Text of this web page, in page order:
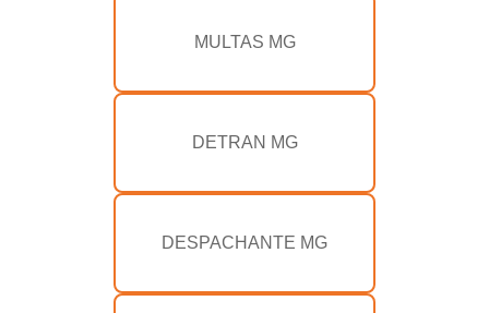
MULTAS MG
DETRAN MG
DESPACHANTE MG